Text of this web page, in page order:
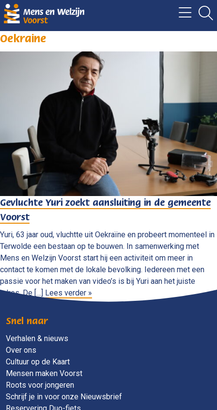
Oekraine
Gevluchte Yuri zoekt aansluiting in de gemeente
Voorst
Yuri, 63 jaar oud, vluchtte uit Oekraïne en probeert momenteel in
Terwolde een bestaan op te bouwen. In samenwerking met
Mens en Welzijn Voorst start hij een activiteit om meer in
contact te komen met de lokale bevolking. Iedereen met een
passie voor het maken van video’s is bij Yuri aan het juiste
adres. De […]
Lees verder »
Snel naar
Verhalen & nieuws
Over ons
Cultuur op de Kaart
Mensen maken Voorst
Roots voor jongeren
Schrijf je in voor onze Nieuwsbrief